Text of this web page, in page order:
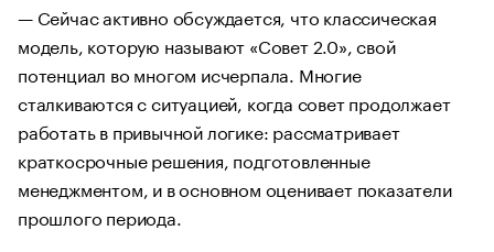
— Сейчас активно обсуждается, что классическая
модель, которую называют «Совет 2.0», свой
потенциал во многом исчерпала. Многие
сталкиваются с ситуацией, когда совет продолжает
работать в привычной логике: рассматривает
краткосрочные решения, подготовленные
менеджментом, и в основном оценивает показатели
прошлого периода.